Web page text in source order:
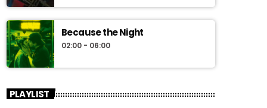
Because the Night
02:00 - 06:00
PLAYLIST